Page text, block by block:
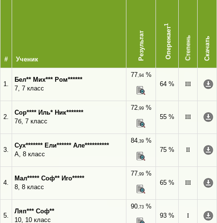
# Ученик Результат Опережает
1
Степень Скачать
1.
Бел** Мих*** Ром******
7, 7 класс
77,94%
64 %
III
2.
Сор**** Иль* Ник*******
7б, 7 класс
72,99%
55 %
III
3.
Сух******* Ели****** Але**********
А, 8 класс
84,39%
75 %
II
4.
Мал***** Соф** Иго*****
8, 8 класс
77,99%
65 %
III
5.
Ляп*** Соф**
10, 10 класс
90,73%
93 %
I